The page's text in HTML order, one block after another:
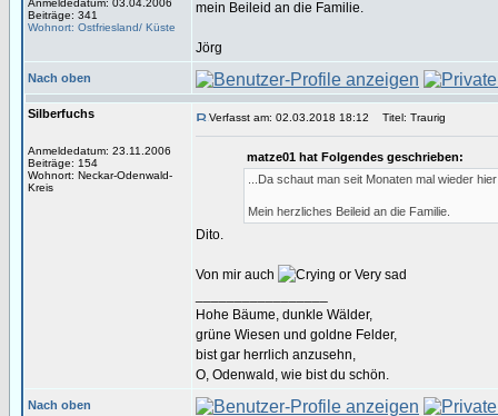
Anmeldedatum: 03.04.2006
Beiträge: 341
Wohnort: Ostfriesland/ Küste
mein Beileid an die Familie.
Jörg
Nach oben
Silberfuchs
Anmeldedatum: 23.11.2006
Beiträge: 154
Wohnort: Neckar-Odenwald-
Kreis
Verfasst am: 02.03.2018 18:12 Titel: Traurig
matze01 hat Folgendes geschrieben:
...Da schaut man seit Monaten mal wieder
Mein herzliches Beileid an die Familie.
Dito.
Von mir auch
Hohe Bäume, dunkle Wälder,
grüne Wiesen und goldne Felder,
bist gar herrlich anzusehn,
O, Odenwald, wie bist du schön.
Nach oben